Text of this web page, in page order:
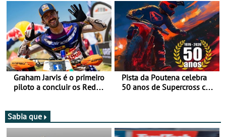
Graham Jarvis é o primeiro
piloto a concluir os Red
Pista da Poutena celebra
50 anos de Supercross com
Sabia que